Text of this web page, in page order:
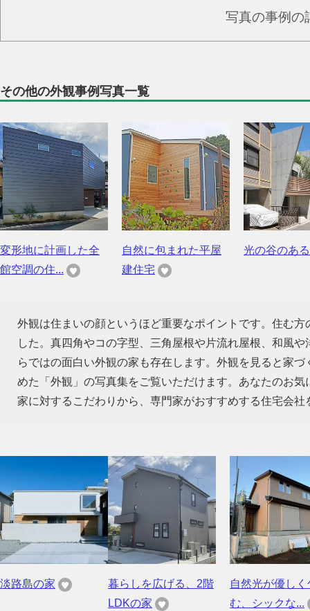
写真の事例の
その他の外観事例写真一覧
変形地に計画した全
館空調の住...
自然に包まれた平屋
建住宅
光の谷のあ
外観は住まいの顔というほど重要なポイントです。住む
した。真四角やコの字型、三角屋根や片流れ屋根、和風
らではの面白い外観の家も存在します。外観を見ると家
めた「外観」の写真集をご覧いただけます。あなたのお
家に対するこだわりから、専門家がおすすめする住宅会社
淡路島の家
暮らしを広げる、2階
LDKの家
自然光が優しく
む、シックな...